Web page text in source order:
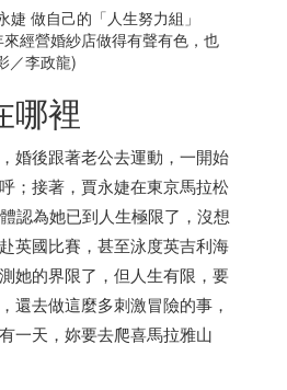
經營婚紗店做得有聲有色，也
／李政龍)
哪裡
婚後跟著老公去運動，一開始
；接著，賈永婕在東京馬拉松
認為她已到人生極限了，沒想
英國比賽，甚至泳度英吉利海
她的界限了，但人生有限，要
還去做這麼多刺激冒險的事，
一天，妳要去爬喜馬拉雅山